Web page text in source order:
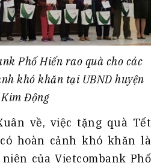
Phố Hiến rao quà cho các
khó khăn tại UBND huyện
Kim Động
về, việc tặng quà Tết
hoàn cảnh khó khăn là
của Vietcombank Phố